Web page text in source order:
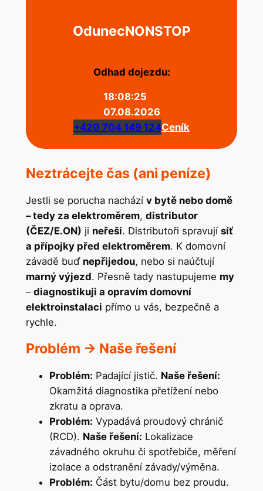
OdunecNONSTOP
Odhad dojezdu:
18:08:25
07.08.2026
+420 704 149 124Ceník
Neztrácejte čas (ani peníze)
Jestli se porucha nachází v bytě nebo domě
– tedy za elektroměrem, distributor
(ČEZ/E.ON) ji neřeší. Distributoři spravují síť
a přípojky před elektroměrem. K domovní
závadě buď nepřijedou, nebo si naúčtují
marný výjezd. Přesně tady nastupujeme my
– diagnostikuji a opravím domovní
elektroinstalaci přímo u vás, bezpečně a
rychle.
Problém -> Naše řešení
Problém: Padající jistič. Naše řešení:
Okamžitá diagnostika přetížení nebo
zkratu a oprava.
Problém: Vypadává proudový chránič
(RCD). Naše řešení: Lokalizace
závadného okruhu či spotřebiče, měření
izolace a odstranění závady/výměna.
Problém: Část bytu/domu bez proudu.